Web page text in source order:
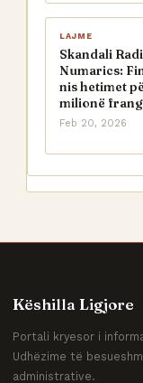
LAJME
Skandali
Numarics:
nis hetimet
milionë
Feb 20, 2026
Këshilla Ligjore
Portali kryesor i
Udhëzime të
administrative.